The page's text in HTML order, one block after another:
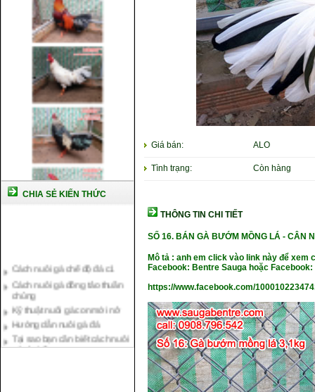
CHIA SẺ KIẾN THỨC
Cách nuôi gà đông tảo thuần
Kỹ thuật nuôi gà con mới nở
Hướng dẫn nuôi gà đá
Tại sao bạn cần biết cách nuôi
gà chọi ?
Cách điều trị bệnh sổ mũi cho
Giá bán: ALO
Tình trạng: Còn hàng
THÔNG TIN CHI TIẾT
SỐ 16.BÁN GÀ BƯỚM MỒNG LÁ -CÂN
Mô tả : anh em click vào link này để
Facebook: Bentre Sauga hoặc Facebook:
https://www.facebook.com/